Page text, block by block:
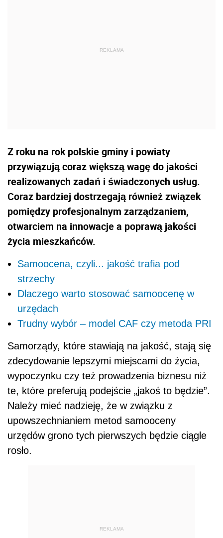
Z roku na rok polskie gminy i powiaty
przywiązują coraz większą wagę do jakości
realizowanych zadań i świadczonych usług.
Coraz bardziej dostrzegają również związek
pomiędzy profesjonalnym zarządzaniem,
otwarciem na innowacje a poprawą jakości
życia mieszkańców.
Samoocena, czyli... jakość trafia pod
strzechy
Dlaczego warto stosować samoocenę w
urzędach
Trudny wybór – model CAF czy metoda PRI
Samorządy, które stawiają na jakość, stają się
zdecydowanie lepszymi miejscami do życia,
wypoczynku czy też prowadzenia biznesu niż
te, które preferują podejście „jakoś to będzie”.
Należy mieć nadzieję, że w związku z
upowszechnianiem metod samooceny
urzędów grono tych pierwszych będzie ciągle
rosło.
REKLAMA